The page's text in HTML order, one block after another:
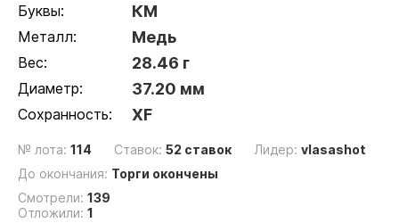
Буквы: КМ
Металл: Медь
Вес: 28.46 г
Диаметр: 37.20 мм
Сохранность: XF
№ лота: 114 Ставок: 52 ставок Лидер: vlasashot
До окончания: Торги окончены
Смотрели: 139
Отложили: 1